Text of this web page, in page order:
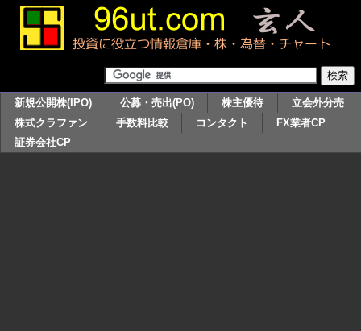
新規公開株(IPO) 公募・売出(PO) 株主優待
立会外分売
株式クラファン
手数料比較 コンタクト
FX業者CP
証券会社CP